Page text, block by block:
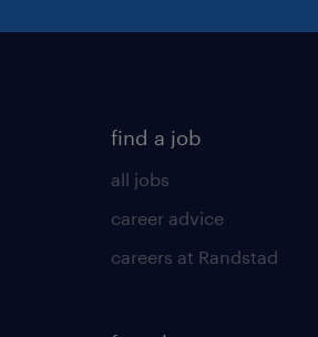
find a job
all jobs
career advice
careers at Randstad